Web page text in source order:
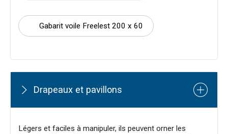
Gabarit voile Freelest 200 x 60
Drapeaux et pavillons
Légers et faciles à manipuler, ils peuvent orner les